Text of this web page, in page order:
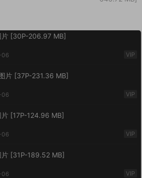
片 [30P-206.97 MB]
06 VIP
片 [37P-231.36 MB]
06 VIP
[17P-124.96 MB]
06 VIP
片 [31P-189.52 MB]
06 VIP